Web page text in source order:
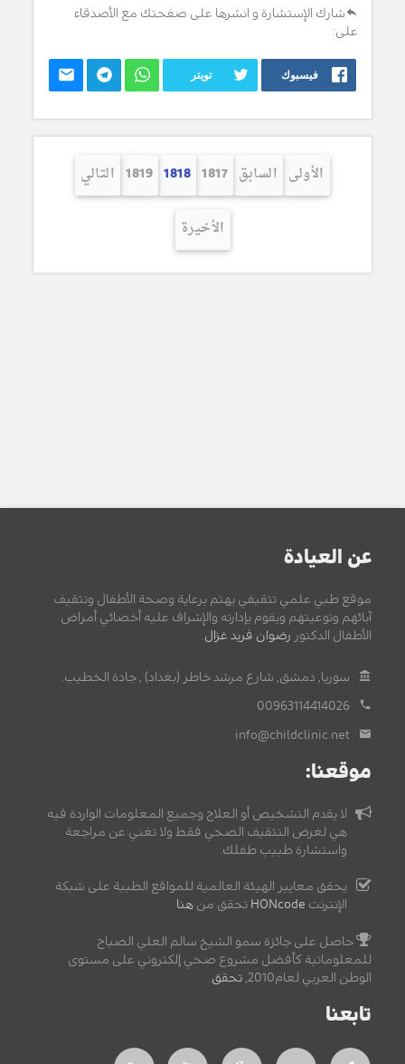
شارك الإستشارة و انشرها على صفحتك مع الأصدقاء
على:
فيسبوك تويتر
الأولى السابق 1817
1818
1819 التالي
الأخيرة
عن العيادة
موقع طبي علمي تثقيفي يهتم برعاية وصحة الأطفال وتثقيف
آبائهم وتوعيتهم ويقوم بإدارته والإشراف عليه أخصائي أمراض
الأطفال الدكتور رضوان فريد غزال
سوريا, دمشق, شارع مرشد خاطر (بغداد) , جادة الخطيب.
00963114414026
info@childclinic.net
موقعنا:
لا يقدم التشخيص أو العلاج وجميع المعلومات الواردة فيه
هي لغرض التثقيف الصحي فقط ولا تغني عن مراجعة
واستشارة طبيب طفلك.
يحقق معايير الهيئة العالمية للمواقع الطبية على شبكة
الإنترنت HONcode تحقق من هنا
حاصل على جائزة سمو الشيخ سالم العلي الصباح
للمعلوماتية كأفضل مشروع صحي إلكتروني على مستوى
الوطن العربي لعام2010,
تحقق
تابعنا